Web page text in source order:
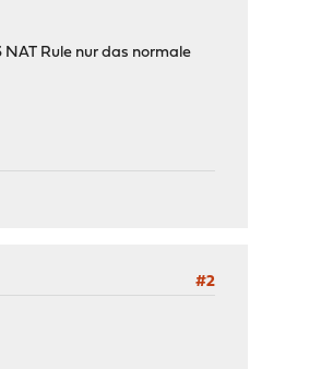
NAT Rule nur das normale
#2